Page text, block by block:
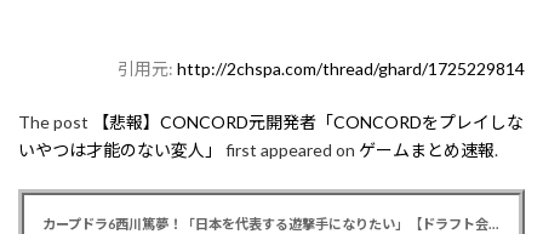
引用元: http://2chspa.com/thread/ghard/1725229814
The post
【悲報】CONCORD元開発者「CONCORDをプレイしな
いやつは才能のない変人」
first appeared on ゲームまとめ速報.
カープドラ6西川篤夢！「日本を代表する遊撃手になりたい」【ドラフト会議2025】